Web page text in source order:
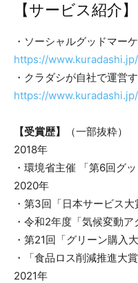
【サービス紹介】
・ソーシャルグッドマー
https://www.kuradashi.jp/
・クラダシが自社で運営
https://
【受賞歴】
（一部抜粋）
2018年
・環境省主催 「第6回グ
2020年
・第3回「日本サービス
・令和2年度「気候変動ア
・第21回「グリーン購入
・「食品ロス削減推進大
2021年